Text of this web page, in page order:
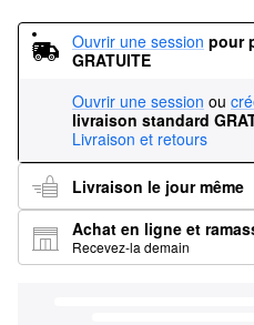
Ouvrir une session pour
GRATUITE
Ouvrir une session ou
livraison standard
Livraison et retours
Livraison le jour même
Achat en ligne et
Recevez-la demain